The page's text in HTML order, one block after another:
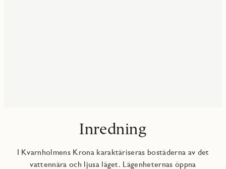
Inredning
I Kvarnholmens Krona karaktäriseras bostäderna av det
vattennära och ljusa läget. Lägenheternas öppna